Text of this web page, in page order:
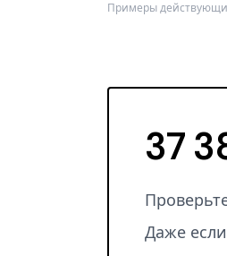
Примеры
37
Даже